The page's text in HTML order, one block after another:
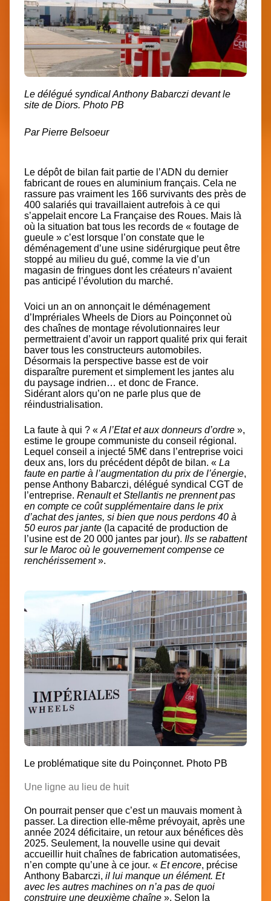
Le délégué syndical Anthony Babarczi devant le
site de Diors. Photo PB
Par Pierre Belsoeur
Le dépôt de bilan fait partie de l’ADN du dernier
fabricant de roues en aluminium français. Cela ne
rassure pas vraiment les 166 survivants des près de
400 salariés qui travaillaient autrefois à ce qui
s’appelait encore La Française des Roues. Mais là
où la situation bat tous les records de « foutage de
gueule » c’est lorsque l’on constate que le
déménagement d’une usine sidérurgique peut être
stoppé au milieu du gué, comme la vie d’un
magasin de fringues dont les créateurs n’avaient
pas anticipé l’évolution du marché.
Voici un an on annonçait le déménagement
d’Imprériales Wheels de Diors au Poinçonnetoù
des chaînes de montage révolutionnaires leur
permettraient d’avoir un rapport qualité prix qui ferait
baver tous les constructeurs automobiles.
Désormais la perspective basse est de voir
disparaître purement et simplement les jantes alu
du paysage indrien… et donc de France.
Sidérant alors qu’on ne parle plus que de
réindustrialisation.
La faute à qui ? « A l’Etat et aux donneurs d’ordre »,
estime le groupe communiste du conseil régional.
Lequel conseil a injecté 5M€ dans l’entreprise voici
deux ans, lors du précédent dépôt de bilan. « La
faute en partie à l’augmentation du prix de l’énergie,
pense Anthony Babarczi, délégué syndical CGT de
l’entreprise. Renault et Stellantis ne prennent pas
en compte ce coût supplémentaire dans le prix
d’achat des jantes, si bien que nous perdons 40 à
50 euros par jante (la capacité de production de
l’usine est de 20 000 jantes par jour). Ils se rabattent
sur le Maroc où le gouvernement compense ce
renchérissement».
Le problématique site du Poinçonnet. Photo PB
Une ligne au lieu de huit
On pourrait penser que c’est un mauvais moment à
passer. La direction elle-même prévoyait, après une
année 2024 déficitaire, un retour aux bénéfices dès
2025. Seulement, la nouvelle usine qui devait
accueillir huit chaînes de fabrication automatisées,
n’en compte qu’une à ce jour. « Et encore, précise
Anthony Babarczi, il lui manque un élément. Et
avec les autres machines on n’a pas de quoi
construire une deuxième chaîne ». Selon la